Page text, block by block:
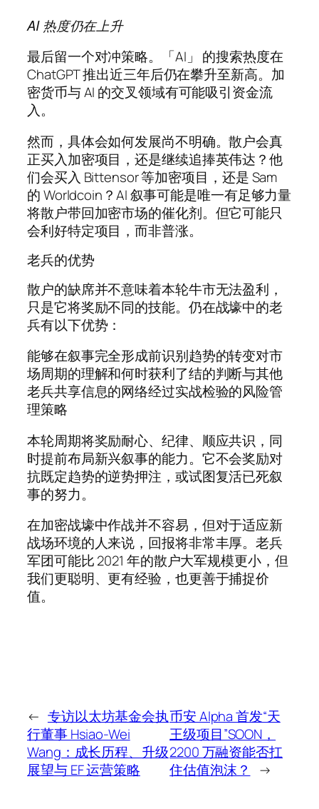
AI 热度仍在上升
最后留一个对冲策略。「AI」 的搜索热度在
ChatGPT 推出近三年后仍在攀升至新高。加
密货币与 AI 的交叉领域有可能吸引资金流
入。
然而，具体会如何发展尚不明确。散户会真
正买入加密项目，还是继续追捧英伟达？他
们会买入 Bittensor 等加密项目，还是 Sam
的 Worldcoin？AI 叙事可能是唯一有足够力量
将散户带回加密市场的催化剂。但它可能只
会利好特定项目，而非普涨。
老兵的优势
散户的缺席并不意味着本轮牛市无法盈利，
只是它将奖励不同的技能。仍在战壕中的老
兵有以下优势：
能够在叙事完全形成前识别趋势的转变对市
场周期的理解和何时获利了结的判断与其他
老兵共享信息的网络经过实战检验的风险管
理策略
本轮周期将奖励耐心、纪律、顺应共识，同
时提前布局新兴叙事的能力。它不会奖励对
抗既定趋势的逆势押注，或试图复活已死叙
事的努力。
在加密战壕中作战并不容易，但对于适应新
战场环境的人来说，回报将非常丰厚。老兵
军团可能比 2021 年的散户大军规模更小，但
我们更聪明、更有经验，也更善于捕捉价
值。
← 专访以太坊基金会执
行董事 Hsiao-Wei
Wang：成长历程、升级
展望与 EF 运营策略
币安 Alpha 首发“天
王级项目”SOON，
2200 万融资能否扛
住估值泡沫？
→